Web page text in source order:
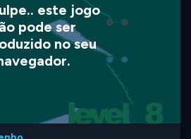
este jogo
pode ser
no seu